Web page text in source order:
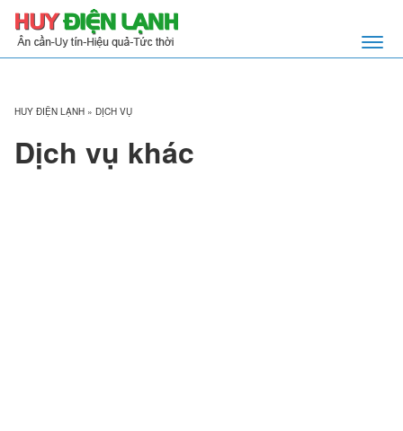
HUY ĐIỆN LẠNH » DỊCH VỤ
Dịch vụ khác